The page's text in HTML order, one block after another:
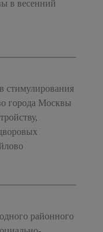
в весенний
стимулирования
города Москвы
районного